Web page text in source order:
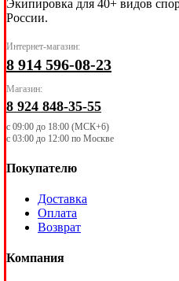
Экипировка для 40+ видов
России.
Интернет-магазин:
8 914 596-08-23
Магазин:
8 924 848-35-55
с 09:00 до 18:00 (МСК+6)
с 03:00 до 12:00 по Москве
Покупателю
Доставка
Оплата
Возврат
Компания